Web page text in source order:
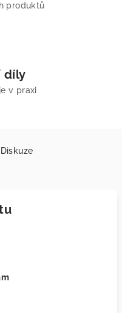
produktů
díly
v praxi
Diskuze